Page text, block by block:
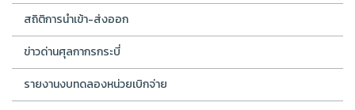
สถิติการนำเข้า-ส่งออก
ข่าวด่านศุลกากรกระบี่
รายงานงบทดลองหน่วยเบิกจ่าย